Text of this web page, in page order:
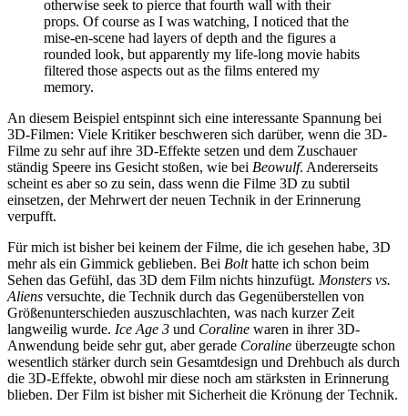
otherwise seek to pierce that fourth wall with their
props. Of course as I was watching, I noticed that the
mise-en-scene had layers of depth and the figures a
rounded look, but apparently my life-long movie habits
filtered those aspects out as the films entered my
memory.
An diesem Beispiel entspinnt sich eine interessante Spannung bei
3D-Filmen: Viele Kritiker beschweren sich darüber, wenn die 3D-
Filme zu sehr auf ihre 3D-Effekte setzen und dem Zuschauer
ständig Speere ins Gesicht stoßen, wie bei Beowulf. Andererseits
scheint es aber so zu sein, dass wenn die Filme 3D zu subtil
einsetzen, der Mehrwert der neuen Technik in der Erinnerung
verpufft.
Für mich ist bisher bei keinem der Filme, die ich gesehen habe, 3D
mehr als ein Gimmick geblieben. Bei Bolthatte ich schon beim
Sehen das Gefühl, das 3D dem Film nichts hinzufügt. Monsters vs.
Aliens versuchte, die Technik durch das Gegenüberstellen von
Größenunterschieden auszuschlachten, was nach kurzer Zeit
langweilig wurde. Ice Age 3 und Coraline waren in ihrer 3D-
Anwendung beide sehr gut, aber gerade Coraline überzeugte schon
wesentlich stärker durch sein Gesamtdesign und Drehbuch als durch
die 3D-Effekte, obwohl mir diese noch am stärksten in Erinnerung
blieben. Der Film ist bisher mit Sicherheit die Krönung der Technik.